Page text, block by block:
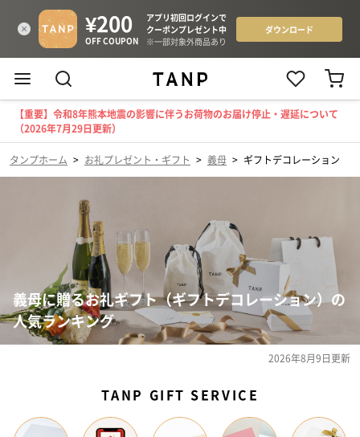
【重要】令和8年熊本地震の影響に伴うお荷物のお届け停止・遅延について
（2026年7月29日更新）
タンプホーム > お礼プレゼント・ギフト > 義母 > ギフトデコレーション
義母に贈るお礼ギフト（ギフトデコレーション）の
人気ランキング
2026年8月9日更新
TANP GIFT SERVICE